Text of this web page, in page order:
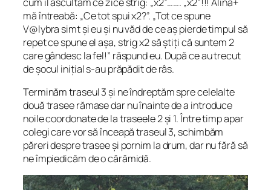
mă întreabă: „Ce tot spui x2?”. „Tot ce spune
V@lybra simt și eu și nu văd de ce aș pierde timpul să
repet ce spune el așa, strig x2 să știți că suntem 2
care gândesc la fel!” răspund eu. După ce au trecut
de șocul inițial s-au prăpădit de râs.
Terminăm traseul 3 și ne îndreptăm spre celelalte
două trasee rămase dar nu înainte de a introduce
noile coordonate de la traseele 2 și 1. Între timp apar
colegi care vor să înceapă traseul 3, schimbăm
păreri despre trasee și pornim la drum, dar nu fără să
ne împiedicăm de o cărămidă.